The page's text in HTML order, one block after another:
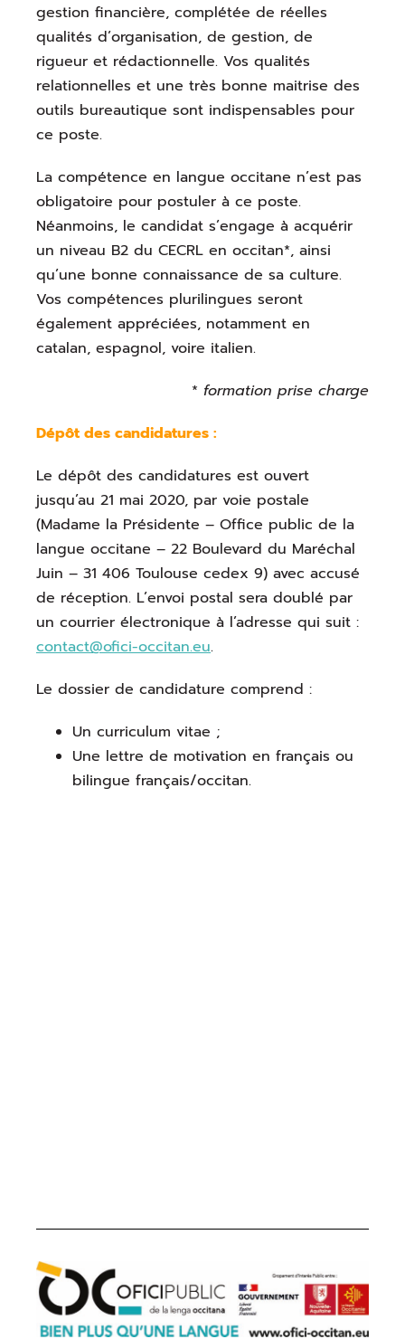
gestion financière, complétée de réelles
qualités d’organisation, de gestion, de
rigueur et rédactionnelle. Vos qualités
relationnelles et une très bonne maitrise des
outils bureautique sont indispensables pour
ce poste.
La compétence en langue occitane n’est pas
obligatoire pour postuler à ce poste.
Néanmoins, le candidat s’engage à acquérir
un niveau B2 du CECRL en occitan*, ainsi
qu’une bonne connaissance de sa culture.
Vos compétences plurilingues seront
également appréciées, notamment en
catalan, espagnol, voire italien.
* formation prise charge
Dépôt des candidatures :
Le dépôt des candidatures est ouvert
jusqu’au 21 mai 2020, par voie postale
(Madame la Présidente – Office public de la
langue occitane – 22 Boulevard du Maréchal
Juin – 31 406 Toulouse cedex 9) avec accusé
de réception. L’envoi postal sera doublé par
un courrier électronique à l’adresse qui suit :
contact@ofici-occitan.eu.
Le dossier de candidature comprend :
Un curriculum vitae ;
Une lettre de motivation en français ou
bilingue français/occitan.